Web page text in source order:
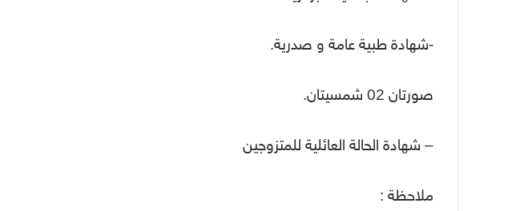
-شهادة طبية عامة و صدرية.
صورتان 02 شمسيتان.
– شهادة الحالة العائلية للمتزوجين
ملاحظة :